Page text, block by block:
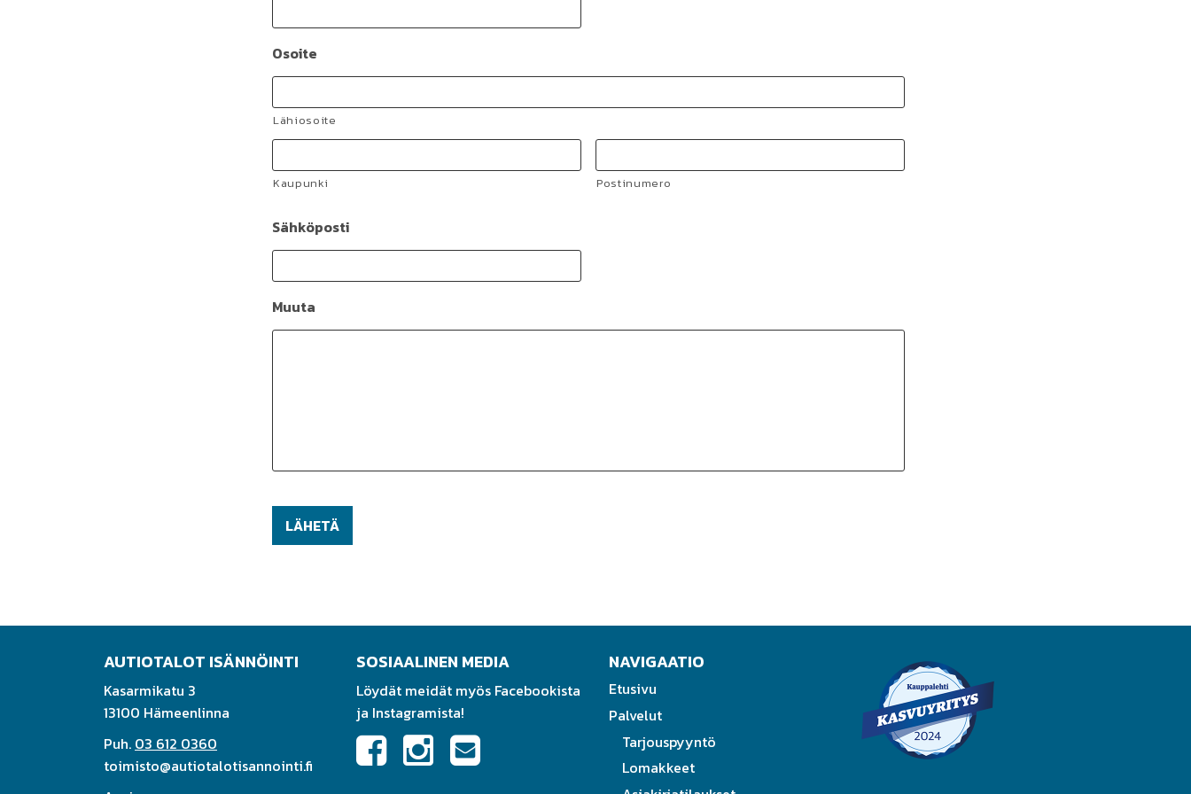
Osoite
Lähiosoite
Kaupunki Postinumero
Sähköposti
Muuta
AUTIOTALOT ISÄNNÖINTI
Kasarmikatu 3
13100 Hämeenlinna
Puh. 03 612 0360
toimisto@autiotalotisannointi.fi
SOSIAALINEN MEDIA
Löydät meidät myös Facebookista
ja Instagramista!
NAVIGAATIO
Etusivu
Palvelut
Tarjouspyyntö
Lomakkeet